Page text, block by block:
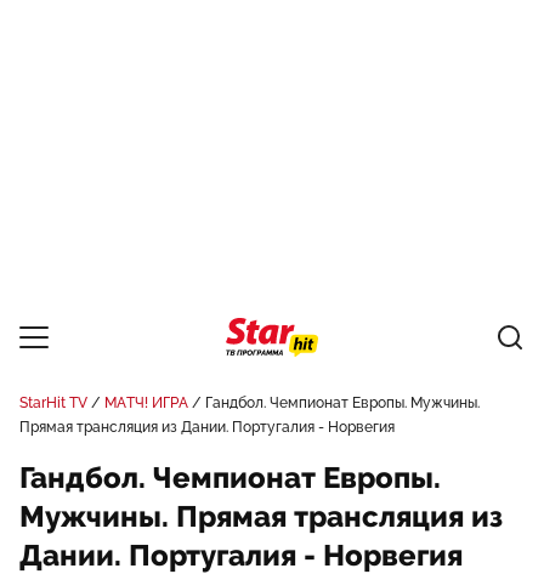
StarHit TV МАТЧ! ИГРА
Гандбол. Чемпионат Европы. Мужчины.
Прямая трансляция из Дании. Португалия - Норвегия
Гандбол. Чемпионат Европы.
Мужчины. Прямая трансляция из
Дании. Португалия - Норвегия